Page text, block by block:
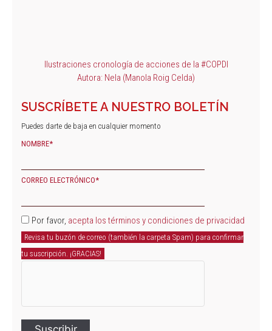
Ilustraciones cronología de acciones de la #COPDI
Autora: Nela (Manola Roig Celda)
SUSCRÍBETE A NUESTRO BOLETÍN
Puedes darte de baja en cualquier momento
NOMBRE*
CORREO ELECTRÓNICO*
Por favor, acepta los términos y condiciones de privacidad
Revisa tu buzón de correo (también la carpeta Spam) para confirmar
tu suscripción. ¡GRACIAS!